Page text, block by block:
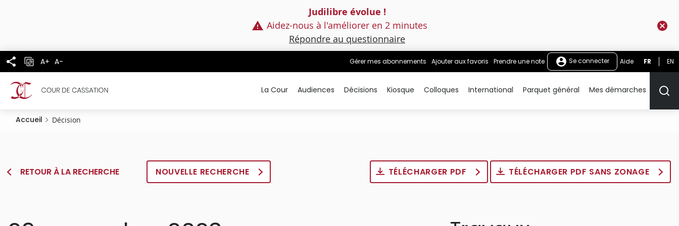
Judilibre évolue !
Aidez-nous à l'améliorer en 2 minutes
Répondre au questionnaire
A+ A- Gérer mes abonnements Ajouter aux favoris Prendre une note Se connecter Aide FR EN
La Cour Audiences Décisions Kiosque Colloques International Parquet général Mes démarches
Accueil Décision
RETOUR À LA RECHERCHE NOUVELLE RECHERCHE TÉLÉCHARGER PDF TÉLÉCHARGER PDF SANS ZONAGE